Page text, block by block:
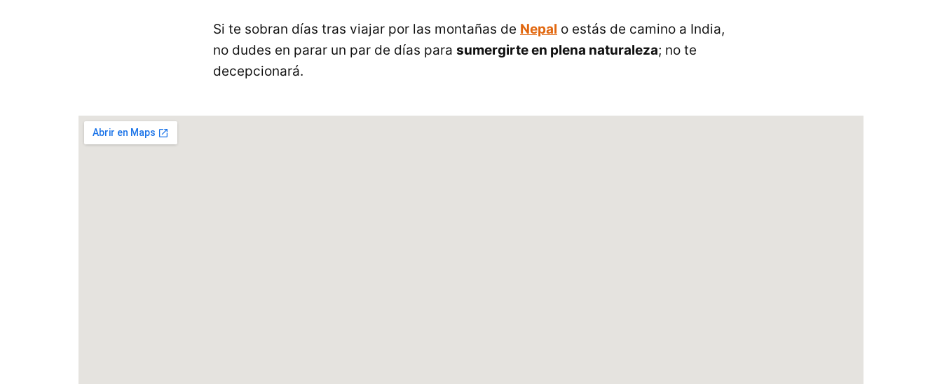
Si te sobran días tras viajar por las montañas de Nepal o estás de camino a India,
no dudes en parar un par de días para sumergirte en plena naturaleza; no te
decepcionará.